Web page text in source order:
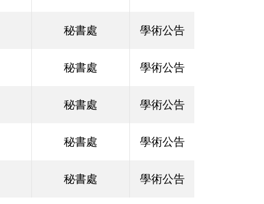
秘書處 學術公告
秘書處 學術公告
秘書處 學術公告
秘書處 學術公告
秘書處 學術公告